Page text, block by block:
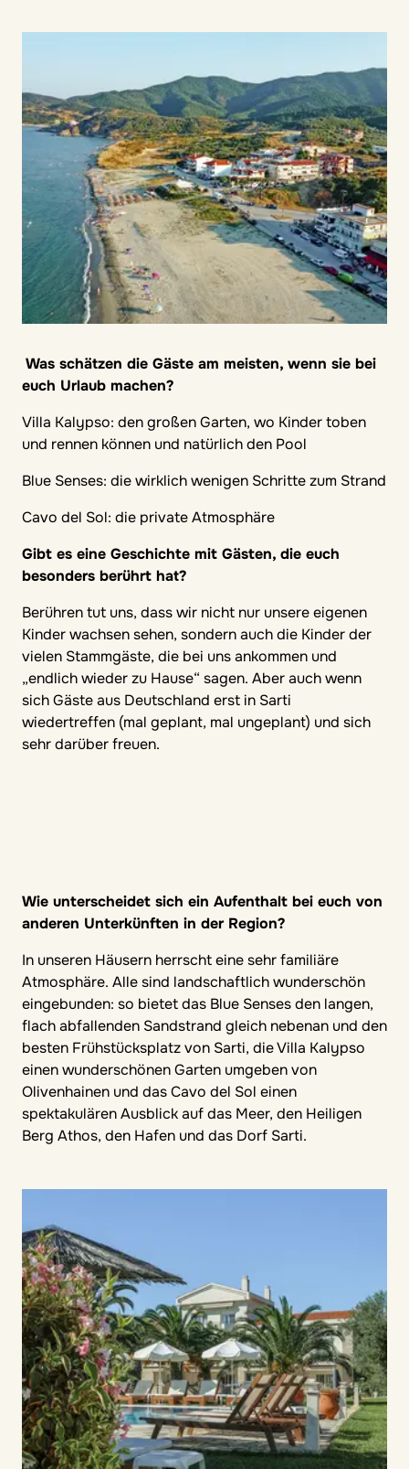
Was schätzen die Gäste am meisten, wenn sie bei
euch Urlaub machen?
Villa Kalypso: den großen Garten, wo Kinder toben
und rennen können und natürlich den Pool
Blue Senses: die wirklich wenigen Schritte zum Strand
Cavo del Sol: die private Atmosphäre
Gibt es eine Geschichte mit Gästen, die euch
besonders berührt hat?
Berühren tut uns, dass wir nicht nur unsere eigenen
Kinder wachsen sehen, sondern auch die Kinder der
vielen Stammgäste, die bei uns ankommen und
„endlich wieder zu Hause“ sagen. Aber auch wenn
sich Gäste aus Deutschland erst in Sarti
wiedertreffen (mal geplant, mal ungeplant) und sich
sehr darüber freuen.
Wie unterscheidet sich ein Aufenthalt bei euch von
anderen Unterkünften in der Region?
In unseren Häusern herrscht eine sehr familiäre
Atmosphäre. Alle sind landschaftlich wunderschön
eingebunden: so bietet das Blue Senses den langen,
flach abfallenden Sandstrand gleich nebenan und den
besten Frühstücksplatz von Sarti, die Villa Kalypso
einen wunderschönen Garten umgeben von
Olivenhainen und das Cavo del Sol einen
spektakulären Ausblick auf das Meer, den Heiligen
Berg Athos, den Hafen und das Dorf Sarti.